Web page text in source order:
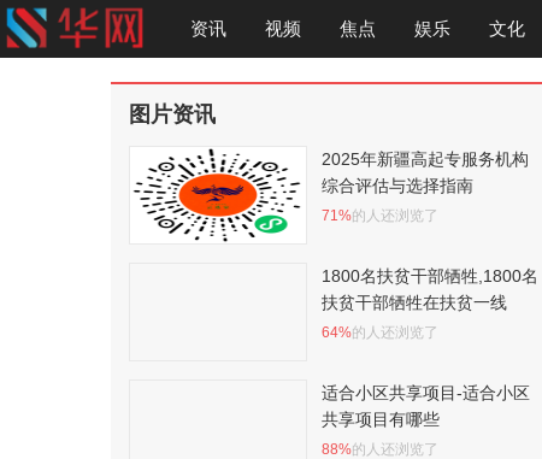
资讯 视频 焦点 娱乐 文化
图片资讯
2025年新疆高起专服务机构
综合评估与选择指南
71%的人还浏览了
1800名扶贫干部牺牲,1800名
扶贫干部牺牲在扶贫一线
64%的人还浏览了
适合小区共享项目-适合小区
共享项目有哪些
88%的人还浏览了